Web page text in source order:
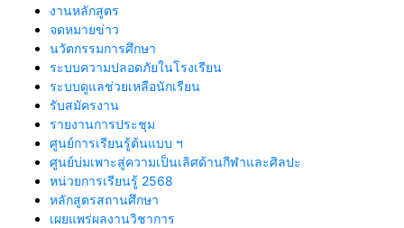
งานหลักสูตร
จดหมายข่าว
นวัตกรรมการศึกษา
ระบบความปลอดภัยในโรงเรียน
ระบบดูแลช่วยเหลือนักเรียน
รับสมัครงาน
รายงานการประชุม
ศูนย์การเรียนรู้ต้นแบบ ฯ
ศูนย์บ่มเพาะสู่ความเป็นเลิศด้านกีฬาและศิลปะ
หน่วยการเรียนรู้ 2568
หลักสูตรสถานศึกษา
เผยแพร่ผลงานวิชาการ